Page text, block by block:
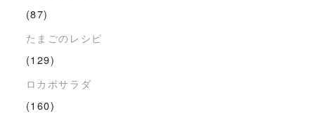
(87)
たまごのレシピ
(129)
ロカボサラダ
(160)